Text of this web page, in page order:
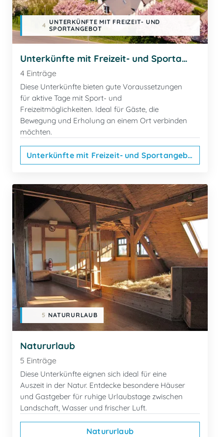
4 UNTERKÜNFTE MIT FREIZEIT- UND
SPORTANGEBOT
Unterkünfte mit Freizeit- und Sportangebot
4 Einträge
Diese Unterkünfte bieten gute Voraussetzungen
für aktive Tage mit Sport- und
Freizeitmöglichkeiten. Ideal für Gäste, die
Bewegung und Erholung an einem Ort verbinden
möchten.
Unterkünfte mit Freizeit- und Sportangebot
5 NATURURLAUB
Natururlaub
5 Einträge
Diese Unterkünfte eignen sich ideal für eine
Auszeit in der Natur. Entdecke besondere Häuser
und Gastgeber für ruhige Urlaubstage zwischen
Landschaft, Wasser und frischer Luft.
Natururlaub